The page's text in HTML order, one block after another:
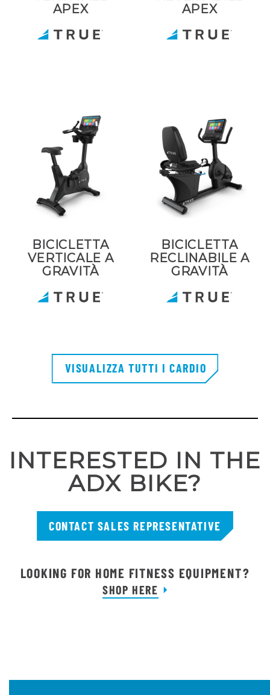
APEX
APEX
BICICLETTA
VERTICALE A
GRAVITÀ
BICICLETTA
RECLINABILE A
GRAVITÀ
VISUALIZZA TUTTI I CARDIO
INTERESTED IN THE
ADX BIKE?
CONTACT SALES REPRESENTATIVE
LOOKING FOR HOME FITNESS EQUIPMENT?
SHOP HERE